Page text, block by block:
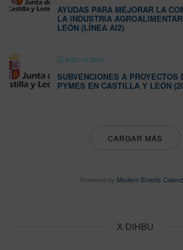
AYUDAS PARA MEJORAR LA
LA INDUSTRIA
LEÓN (LÍNEA AI2)
AGO 10 2026
SUBVENCIONES A PROYECTOS
PYMES EN CASTILLA Y LEÓN
CARGAR MÁS
Powered by Modern Events
X DIHBU